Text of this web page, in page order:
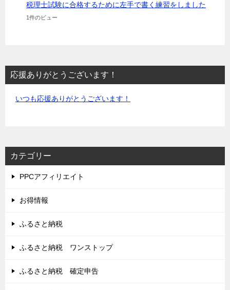
税理士試験に合格するために左手で書く練習をしました
1件のビュー
応援ありがとうございます！
いつも応援ありがとうございます！
カテゴリー
PPCアフィリエイト
お得情報
ふるさと納税
ふるさと納税 ワンストップ
ふるさと納税 確定申告